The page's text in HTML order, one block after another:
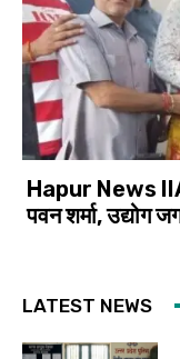
Hapur News IIA
पवन शर्मा, उद्योग
LATEST NEWS